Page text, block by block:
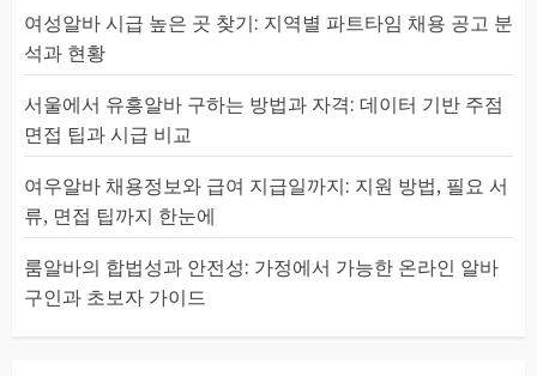
여성알바 시급 높은 곳 찾기: 지역별 파트타임 채용 공고 분
석과 현황
서울에서 유흥알바 구하는 방법과 자격: 데이터 기반 주점
면접 팁과 시급 비교
여우알바 채용정보와 급여 지급일까지: 지원 방법, 필요 서
류, 면접 팁까지 한눈에
룸알바의 합법성과 안전성: 가정에서 가능한 온라인 알바
구인과 초보자 가이드